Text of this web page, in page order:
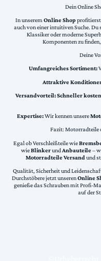
Dein Online
In unserem Online Shopprofitierst
auch von einer intuitiven Suche. Du
Klassiker oder moderne
Komponenten zu
Deine
Umfangreiches Sortiment:
Attraktive
Versandvorteil:Schneller
Expertise:Wir kennen unsere
Fazit: Motorradteile
Egal ob Verschleißteile wie
wieBlinkerundAnbauteile–
Motorradteile Versand und
Qualität, Sicherheit und
Durchstöbere jetzt unserenOnline
genieße das Schrauben mit Profi-
auf der